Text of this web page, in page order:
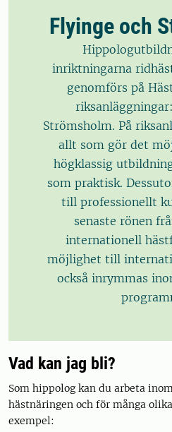
Flyinge och
inriktningarna
genomförs på
Strömsholm. På
allt som gör det
högklassig
som praktisk.
till professionellt
senaste rönen
internationell
möjlighet till
också inrymmas
Vad kan jag bli?
Som hippolog kan du arbeta
hästnäringen och för många
exempel: